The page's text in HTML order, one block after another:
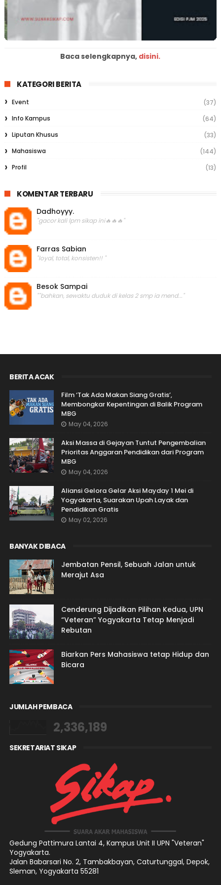
Baca selengkapnya, disini.
KATEGORI BERITA
Event
(37)
Info Kampus
(64)
Liputan Khusus
(33)
Mahasiswa
(144)
Profil
(13)
KOMENTAR TERBARU
Dadhoyyy.
"gacor kali lpm sikap ini🔥🔥🔥"
Farras Sabian
"loyal, total, konsisten!! "
Besok Sampai
""bahkan, sewaktu duduk di kelas 2 smp ia mend..."
BERITA ACAK
Film ‘Tak Ada Makan Siang Gratis’,
Membongkar Kepentingan di Balik Program
MBG
May 04, 2026
Aksi Massa di Gejayan Tuntut Pengembalian
Prioritas Anggaran Pendidikan dari Program
MBG
May 04, 2026
Aliansi Gelora Gelar Aksi Mayday 1 Mei di
Yogyakarta, Suarakan Upah Layak dan
Pendidikan Gratis
May 02, 2026
BANYAK DIBACA
Jembatan Pensil, Sebuah Jalan untuk
Merajut Asa
Cenderung Dijadikan Pilihan Kedua, UPN
“Veteran” Yogyakarta Tetap Menjadi
Rebutan
Biarkan Pers Mahasiswa tetap Hidup dan
Bicara
JUMLAH PEMBACA
2,336,189
SEKRETARIAT SIKAP
Gedung Pattimura Lantai 4, Kampus Unit II UPN "Veteran"
Yogyakarta.
Jalan Babarsari No. 2, Tambakbayan, Caturtunggal, Depok,
Sleman, Yogyakarta 55281